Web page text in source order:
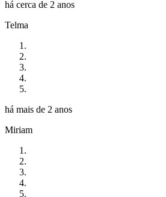
há cerca de 2 anos
Telma
há mais de 2 anos
Miriam